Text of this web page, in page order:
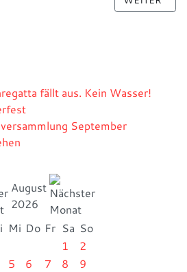
fällt aus. Kein Wasser!
September
August
2026
Mi Do Fr Sa So
1
2
5 6 7 8
9